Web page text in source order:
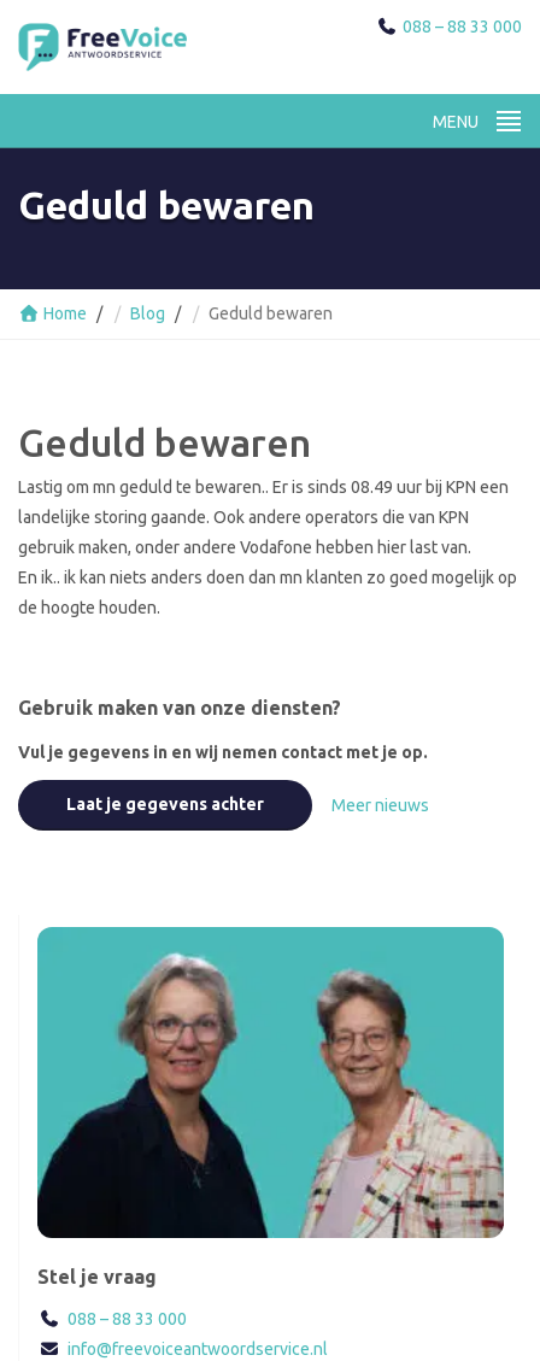
088 – 88 33 000
Geduld bewaren
Home Blog Geduld bewaren
Geduld bewaren
Lastig om mn geduld te bewaren.. Er is sinds 08.49 uur bij KPN een
landelijke storing gaande. Ook andere operators die van KPN
gebruik maken, onder andere Vodafone hebben hier last van.
En ik.. ik kan niets anders doen dan mn klanten zo goed mogelijk op
de hoogte houden.
Gebruik maken van onze diensten?
Vul je gegevens in en wij nemen contact met je op.
Laat je gegevens achter Meer nieuws
Stel je vraag
088 – 88 33 000
info@freevoiceantwoordservice.nl